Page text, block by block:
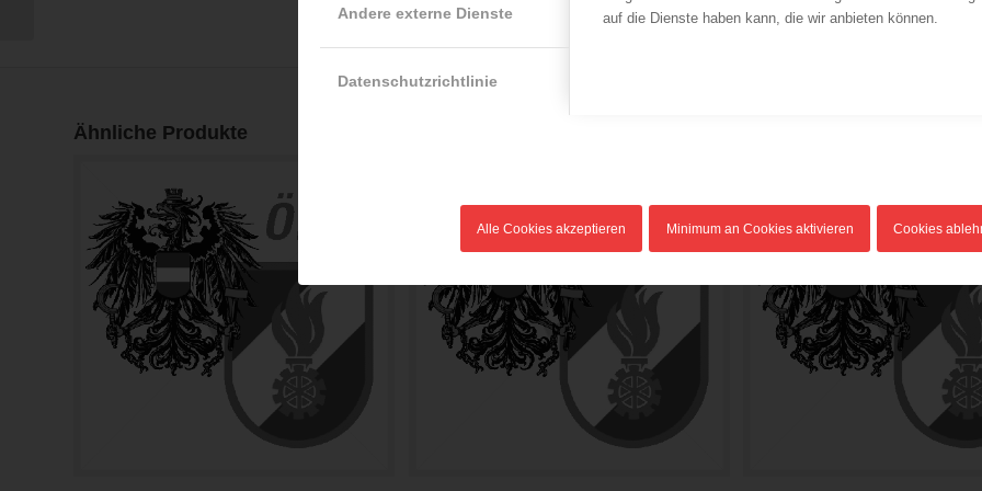
Andere externe Dienste
Datenschutzrichtlinie
auf die Dienste haben kann, die wir anbieten können.
Alle Cookies akzeptieren Minimum an Cookies aktivieren Cookies
Ähnliche Produkte